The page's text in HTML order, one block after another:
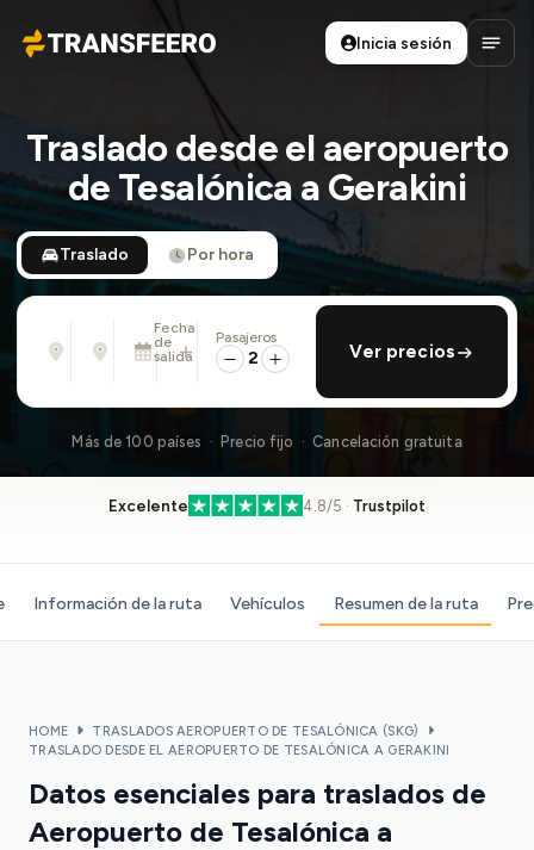
Transfeero
Inicia sesión
Abrir
Traslado desde el aeropuerto
de Tesalónica a Gerakini
Traslado Por hora
Desde
Dirección, aeropuerto, hotel, ...
Hasta
Dirección, aeropuerto, hotel, ...
Fecha
de
salida
Sáb., 8 Ago. · 01:45 PM
añadir regreso
Pasajeros
2 Ver precios
Más de 100 países · Precio fijo · Cancelación gratuita
Excelente 4.8/5 · Trustpilot
Información de la ruta Vehículos Resumen de la ruta
HOME
TRASLADOS AEROPUERTO DE TESALÓNICA (SKG)
TRASLADO DESDE EL AEROPUERTO DE TESALÓNICA A GERAKINI
Datos esenciales para traslados de
Aeropuerto de Tesalónica a